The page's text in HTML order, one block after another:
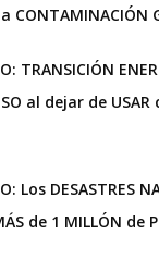
TRANSICIÓN
al dejar de
Los DESASTRES
de 1 MILLÓN de